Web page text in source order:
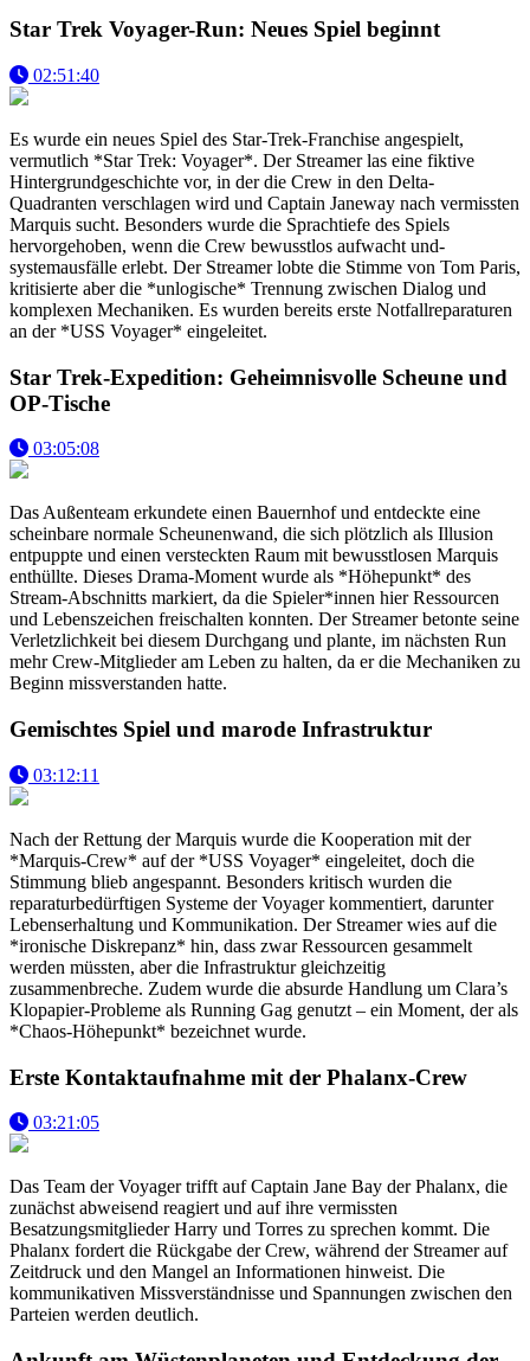
Star Trek Voyager-Run: Neues Spiel beginnt
02:51:40
Es wurde ein neues Spiel des Star-Trek-Franchise angespielt,
vermutlich *Star Trek: Voyager*. Der Streamer las eine fiktive
Hintergrundgeschichte vor, in der die Crew in den Delta-
Quadranten verschlagen wird und Captain Janeway nach vermissten
Marquis sucht. Besonders wurde die Sprachtiefe des Spiels
hervorgehoben, wenn die Crew bewusstlos aufwacht und-
systemausfälle erlebt. Der Streamer lobte die Stimme von Tom Paris,
kritisierte aber die *unlogische* Trennung zwischen Dialog und
komplexen Mechaniken. Es wurden bereits erste Notfallreparaturen
an der *USS Voyager* eingeleitet.
Star Trek-Expedition: Geheimnisvolle Scheune und
OP-Tische
03:05:08
Das Außenteam erkundete einen Bauernhof und entdeckte eine
scheinbare normale Scheunenwand, die sich plötzlich als Illusion
entpuppte und einen versteckten Raum mit bewusstlosen Marquis
enthüllte. Dieses Drama-Moment wurde als *Höhepunkt* des
Stream-Abschnitts markiert, da die Spieler*innen hier Ressourcen
und Lebenszeichen freischalten konnten. Der Streamer betonte seine
Verletzlichkeit bei diesem Durchgang und plante, im nächsten Run
mehr Crew-Mitglieder am Leben zu halten, da er die Mechaniken zu
Beginn missverstanden hatte.
Gemischtes Spiel und marode Infrastruktur
03:12:11
Nach der Rettung der Marquis wurde die Kooperation mit der
*Marquis-Crew* auf der *USS Voyager* eingeleitet, doch die
Stimmung blieb angespannt. Besonders kritisch wurden die
reparaturbedürftigen Systeme der Voyager kommentiert, darunter
Lebenserhaltung und Kommunikation. Der Streamer wies auf die
*ironische Diskrepanz* hin, dass zwar Ressourcen gesammelt
werden müssten, aber die Infrastruktur gleichzeitig
zusammenbreche. Zudem wurde die absurde Handlung um Clara’s
Klopapier-Probleme als Running Gag genutzt – ein Moment, der als
*Chaos-Höhepunkt* bezeichnet wurde.
Erste Kontaktaufnahme mit der Phalanx-Crew
03:21:05
Das Team der Voyager trifft auf Captain Jane Bay der Phalanx, die
zunächst abweisend reagiert und auf ihre vermissten
Besatzungsmitglieder Harry und Torres zu sprechen kommt. Die
Phalanx fordert die Rückgabe der Crew, während der Streamer auf
Zeitdruck und den Mangel an Informationen hinweist. Die
kommunikativen Missverständnisse und Spannungen zwischen den
Parteien werden deutlich.